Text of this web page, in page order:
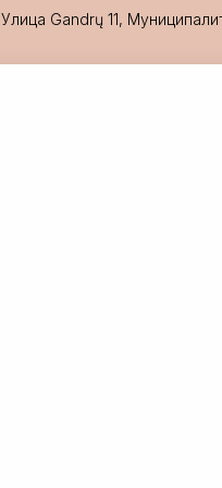
Улица Gandrų 11,